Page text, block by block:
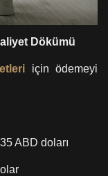
Dökümü
için ödemeyi
ABD doları